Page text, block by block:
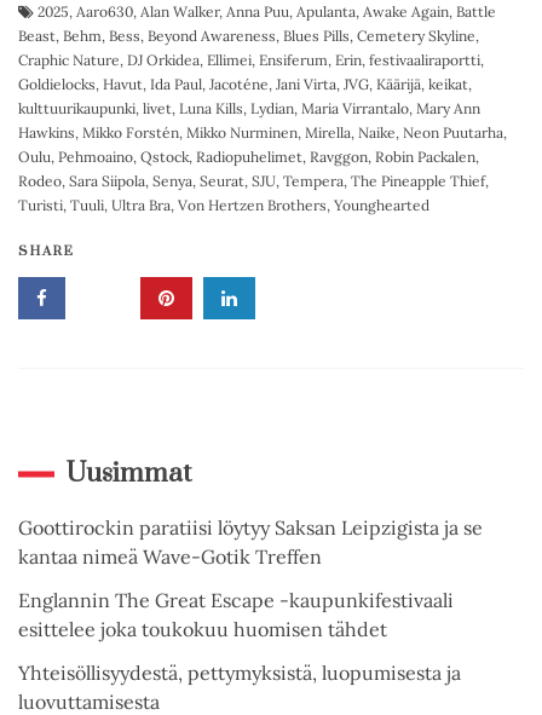
2025, Aaro630, Alan Walker, Anna Puu, Apulanta, Awake Again, Battle
Beast, Behm, Bess, Beyond Awareness, Blues Pills, Cemetery Skyline,
Craphic Nature, DJ Orkidea, Ellimei, Ensiferum, Erin, festivaaliraportti,
Goldielocks, Havut, Ida Paul, Jacoténe, Jani Virta, JVG, Käärijä, keikat,
kulttuurikaupunki, livet, Luna Kills, Lydian, Maria Virrantalo, Mary Ann
Hawkins, Mikko Forstén, Mikko Nurminen, Mirella, Naike, Neon Puutarha,
Oulu, Pehmoaino, Qstock, Radiopuhelimet, Ravggon, Robin Packalen,
Rodeo, Sara Siipola, Senya, Seurat, SJU, Tempera, The Pineapple Thief,
Turisti, Tuuli, Ultra Bra, Von Hertzen Brothers, Younghearted
SHARE
Uusimmat
Goottirockin paratiisi löytyy Saksan Leipzigista ja se
kantaa nimeä Wave-Gotik Treffen
Englannin The Great Escape -kaupunkifestivaali
esittelee joka toukokuu huomisen tähdet
Yhteisöllisyydestä, pettymyksistä, luopumisesta ja
luovuttamisesta